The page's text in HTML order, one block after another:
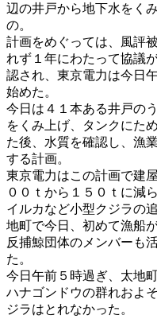
辺の井戸から地下水をく
の。
計画をめぐっては、風評
れず１年にわたって協議
認され、東京電力は今日
始めた。
今日は４１本ある井戸の
をくみ上げ、タンクにた
た後、水質を確認し、漁
する計画。
東京電力はこの計画で建
００ｔから１５０ｔに減
イルカなど小型クジラの
地町で今日、初めて漁船
反捕鯨団体のメンバーも
た。
今日午前５時過ぎ、太地
ハナゴンドウの群れおよ
ジラはとれなかった。